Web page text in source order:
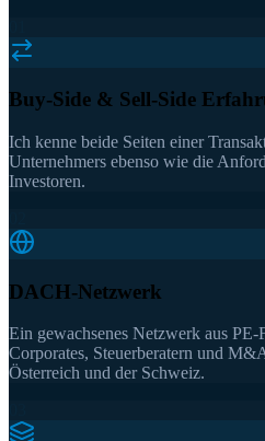
Buy-Side & Sell-Side
Ich kenne beide Seiten einer
Unternehmers ebenso wie die
Investoren.
DACH-Netzwerk
Ein gewachsenes Netzwerk aus
Corporates, Steuerberatern und
Österreich und der Schweiz.